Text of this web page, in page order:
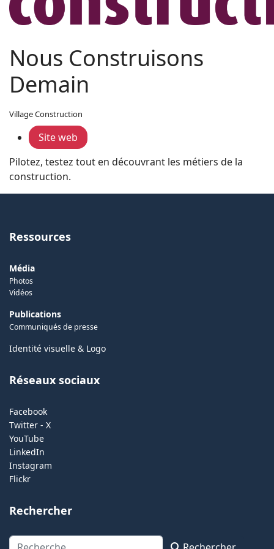
Nous Construisons
Demain
Village Construction
Site web
Pilotez, testez tout en découvrant les métiers de la
construction.
Ressources
Média
Photos
Vidéos
Publications
Communiqués de presse
Identité visuelle & Logo
Réseaux sociaux
Facebook
Twitter - X
YouTube
LinkedIn
Instagram
Flickr
Rechercher
Rechercher